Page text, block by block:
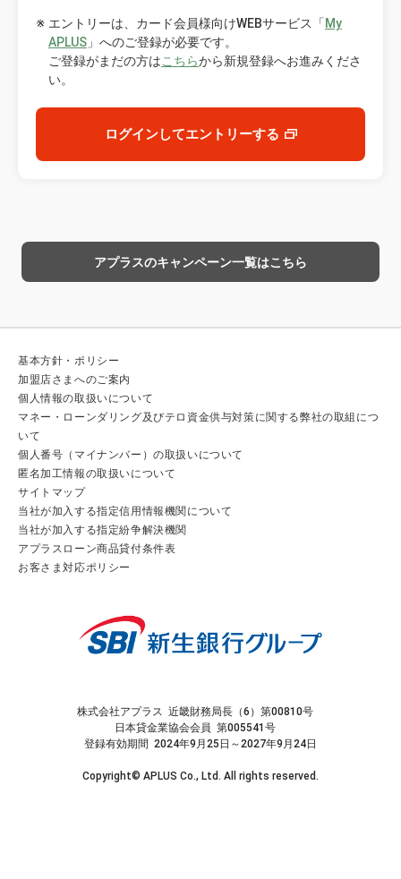
エントリーは、カード会員様向けWEBサービス「 My
APLUS 」へのご登録が必要です。
ご登録がまだの方はこちらから新規登録へお進みくださ
い。
ログインしてエントリーする
アプラスのキャンペーン一覧はこちら
基本方針・ポリシー
加盟店さまへのご案内
個人情報の取扱いについて
マネー・ローンダリング及びテロ資金供与対策に関する弊社の取組につ
いて
個人番号（マイナンバー）の取扱いについて
匿名加工情報の取扱いについて
サイトマップ
当社が加入する指定信用情報機関について
当社が加入する指定紛争解決機関
アプラスローン商品貸付条件表
お客さま対応ポリシー
株式会社アプラス 近畿財務局長（6）第00810号
日本貸金業協会会員 第005541号
登録有効期間 2024年9月25日～2027年9月24日
Copyright© APLUS Co., Ltd. All rights reserved.